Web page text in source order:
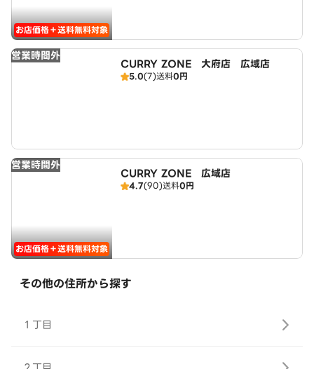
お店価格＋送料無料対象
営業時間外
CURRY ZONE 大府店 広域店
5.0(7)送料0円
営業時間外
お店価格＋送料無料対象
CURRY ZONE 広域店
4.7(90)送料0円
その他の住所から探す
１丁目